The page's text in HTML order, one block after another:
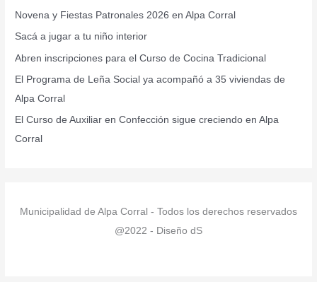
p
o
r
:
Novena y Fiestas Patronales 2026 en Alpa Corral
Sacá a jugar a tu niño interior
Abren inscripciones para el Curso de Cocina Tradicional
El Programa de Leña Social ya acompañó a 35 viviendas de
Alpa Corral
El Curso de Auxiliar en Confección sigue creciendo en Alpa
Corral
Municipalidad de Alpa Corral - Todos los derechos reservados
@2022 - Diseño dS